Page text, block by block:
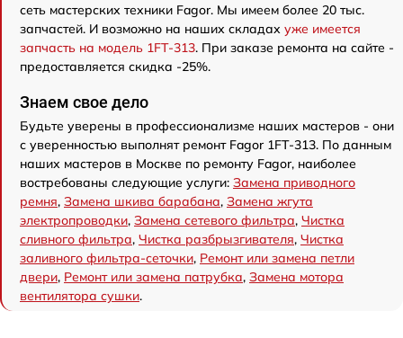
сеть мастерских техники Fagor. Мы имеем более 20 тыс.
запчастей. И возможно на наших складах уже имеется
запчасть на модель 1FT-313. При заказе ремонта на сайте -
предоставляется скидка -25%.
Знаем свое дело
Будьте уверены в профессионализме наших мастеров - они
с уверенностью выполнят ремонт Fagor 1FT-313. По данным
наших мастеров в Москве по ремонту Fagor, наиболее
востребованы следующие услуги: Замена приводного
ремня, Замена шкива барабана, Замена жгута
электропроводки, Замена сетевого фильтра, Чистка
сливного фильтра, Чистка разбрызгивателя, Чистка
заливного фильтра-сеточки, Ремонт или замена петли
двери, Ремонт или замена патрубка, Замена мотора
вентилятора сушки.